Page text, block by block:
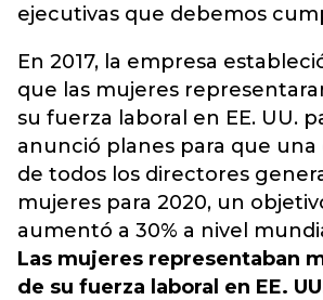
ejecutivas que debemos
En 2017, la empresa
que las mujeres
su fuerza laboral en EE. UU.
anunció planes para que
de todos los directores
mujeres para 2020, un
aumentó a 30% a nivel
Las mujeres representaban
de su fuerza laboral en EE.